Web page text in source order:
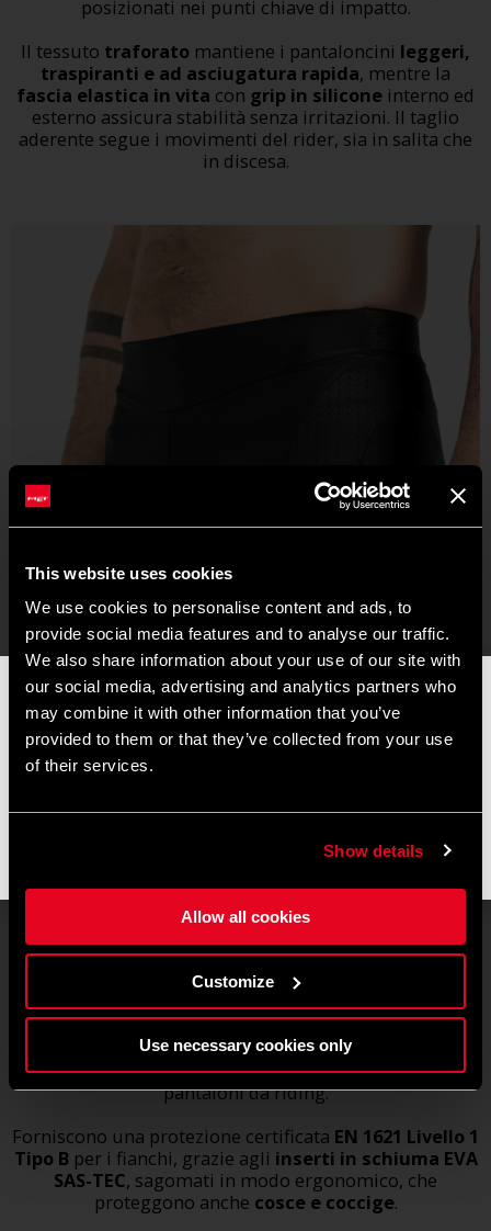
This website uses cookies
We use cookies to personalise content and ads, to
provide social media features and to analyse our traffic.
We also share information about your use of our site with
our social media, advertising and analytics partners who
may combine it with other information that you’ve
provided to them or that they’ve collected from your use
of their services.
Show details
Allow all cookies
Customize
Use necessary cookies only
posizionati nei punti chiave di impatto.
Il tessuto traforato mantiene i pantaloncini leggeri,
traspiranti e ad asciugatura rapida, mentre la
fascia elastica in vita con grip in silicone interno ed
esterno assicura stabilità senza irritazioni. Il taglio
aderente segue i movimenti del rider, sia in salita che
in discesa.
ARTO – protezione dai fianchi alle cosce
I nuovipantaloncini Artooffronola massima
protezione in discesa, con un design leggero e
discreto che resta praticamente invisibile sotto i
pantaloni da riding.
Forniscono una protezione certificata EN 1621 Livello 1
Tipo B per i fianchi, grazie agli inserti in schiuma EVA
SAS-TEC, sagomati in modo ergonomico, che
proteggono anche cosce e coccige.
📦AVVISO DI CHIUSURA ESTIVA📦
I nostri uffici e il magazzino resteranno chiusi dall'8 al 17